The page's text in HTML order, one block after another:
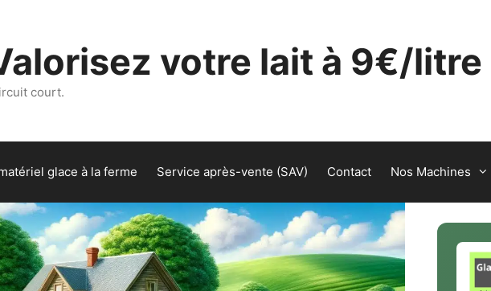
votre lait à 9€/litre
court.
glace à la ferme Service après-vente (SAV) Contact Nos Machines